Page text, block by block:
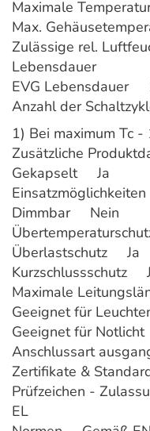
Maximale
Max.
Zulässige rel.
Lebensdauer
EVG Lebensdauer
Anzahl der
1) Bei maximum Tc -
Zusätzliche
Gekapselt Ja
Einsatzmöglichkeiten
Dimmbar Nein
Überlastschutz Ja
Kurzschlussschutz
Maximale
Geeignet für
Geeignet für
Anschlussart
Zertifikate &
Prüfzeichen -
EL